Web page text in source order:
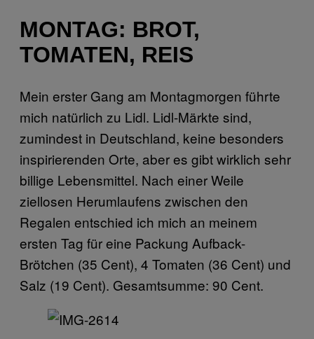
MONTAG: BROT,
TOMATEN, REIS
Mein erster Gang am Montagmorgen führte
mich natürlich zu Lidl. Lidl-Märkte sind,
zumindest in Deutschland, keine besonders
inspirierenden Orte, aber es gibt wirklich sehr
billige Lebensmittel. Nach einer Weile
ziellosen Herumlaufens zwischen den
Regalen entschied ich mich an meinem
ersten Tag für eine Packung Aufback-
Brötchen (35 Cent), 4 Tomaten (36 Cent) und
Salz (19 Cent). Gesamtsumme: 90 Cent.